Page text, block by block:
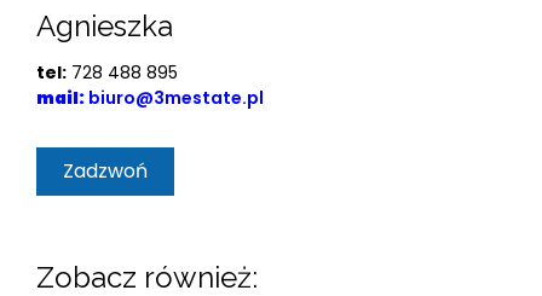
Agnieszka
tel: 728 488 895
mail: biuro@3mestate.pl
Zadzwoń
Zobacz również: